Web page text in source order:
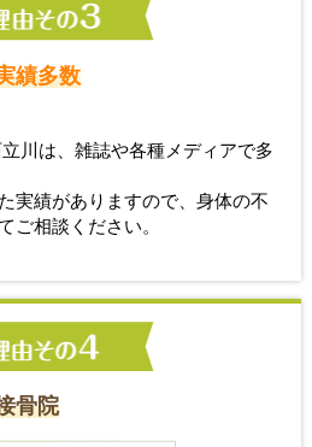
績多数
川は、雑誌や各種メディアで多
実績がありますので、身体の不
ご相談ください。
骨院